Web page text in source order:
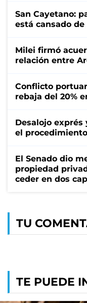
San Cayetano:
está cansado
Milei firmó
relación entre
Conflicto
rebaja del 20%
Desalojo exprés
el
El Senado dio
propiedad
ceder en dos
TU
TE PUEDE